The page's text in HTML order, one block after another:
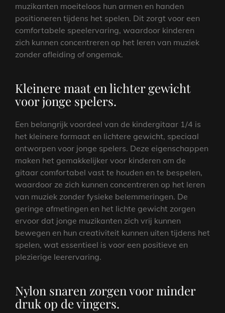
muzikanten moeiteloos hun armen en handen
positioneren tijdens het spelen. Dit zorgt voor een
comfortabele speelervaring, waardoor kinderen
zich kunnen concentreren op het leren van muziek
zonder afleiding of ongemak.
Kleinere maat en lichter gewicht
voor jonge spelers.
Een belangrijk voordeel van de kindergitaar 1/4 is
het kleinere formaat en lichtere gewicht, speciaal
ontworpen voor jonge spelers. Deze eigenschappen
maken het gemakkelijker voor kinderen om de
gitaar comfortabel vast te houden en te bespelen,
waardoor ze zich kunnen concentreren op het leren
van muziek zonder fysieke belemmeringen. De
geringe afmetingen en het lichte gewicht zorgen
ervoor dat jonge muzikanten zich vrij kunnen
bewegen en hun creativiteit kunnen uiten tijdens het
spelen, wat essentieel is voor een positieve en
plezierige leerervaring.
Nylon snaren zorgen voor minder
druk op de vingers.